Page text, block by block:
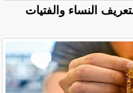
النساء والفتيات